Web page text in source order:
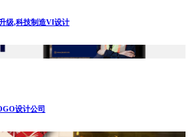
级,科技制造VI设计
设计公司